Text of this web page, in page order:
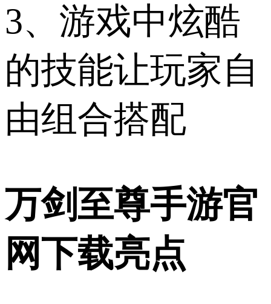
3、游戏中炫酷
的技能让玩家自
由组合搭配
万剑至尊手游官
网下载亮点